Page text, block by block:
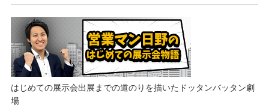
はじめての展示会出展までの道のりを描いたドッタンバッタン劇
場